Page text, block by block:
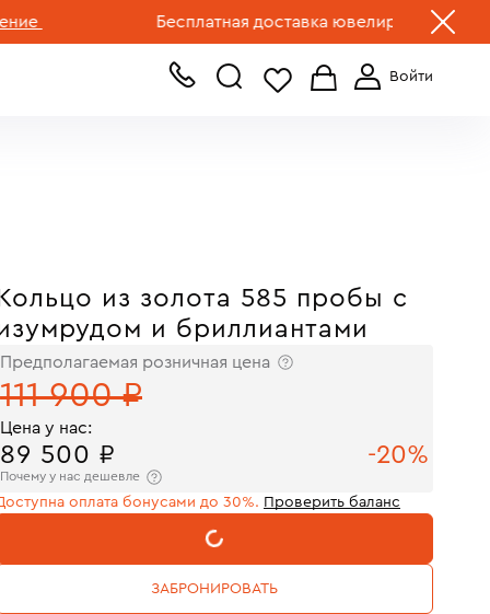
Бесплатная доставка ювелирных изделий по
+7 (499) 519-00-00
Кольцо из золота 585 пробы с
и бриллиантами
Предполагаемая розничная цена
111 900 ₽
Цена у нас:
89 500 ₽ -20%
Почему у нас дешевле
оплата бонусами до 30%. Проверить баланс
В КОРЗИНУ
ЗАБРОНИРОВАТЬ